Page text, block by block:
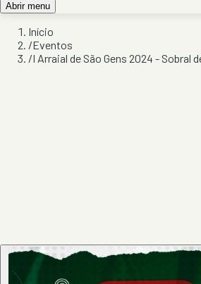
Abrir menu
Início
/Eventos
/I Arraial de São Gens 2024 - Sobral